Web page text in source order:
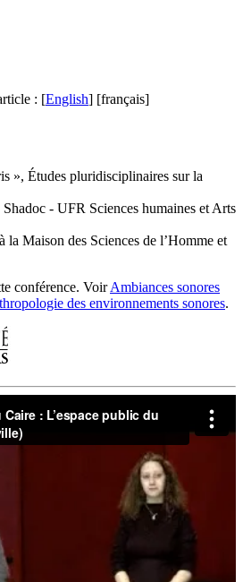
: [English] [français]
», Études pluridisciplinaires sur la
- UFR Sciences humaines et Arts
la Maison des Sciences de l’Homme et
conférence. VoirAmbiances sonores
des environnements sonores.